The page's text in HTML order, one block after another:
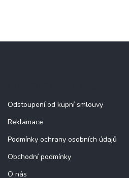
Odstoupení od kupní smlouvy
Reklamace
Podmínky ochrany osobních údajů
Obchodní podmínky
O nás